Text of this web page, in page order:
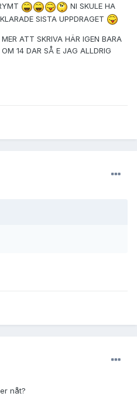
NI SKULE HA
SISTA UPPDRAGET
ATT SKRIVA HÄR IGEN BARA
14 DAR SÅ E JAG ALLDRIG
nåt?